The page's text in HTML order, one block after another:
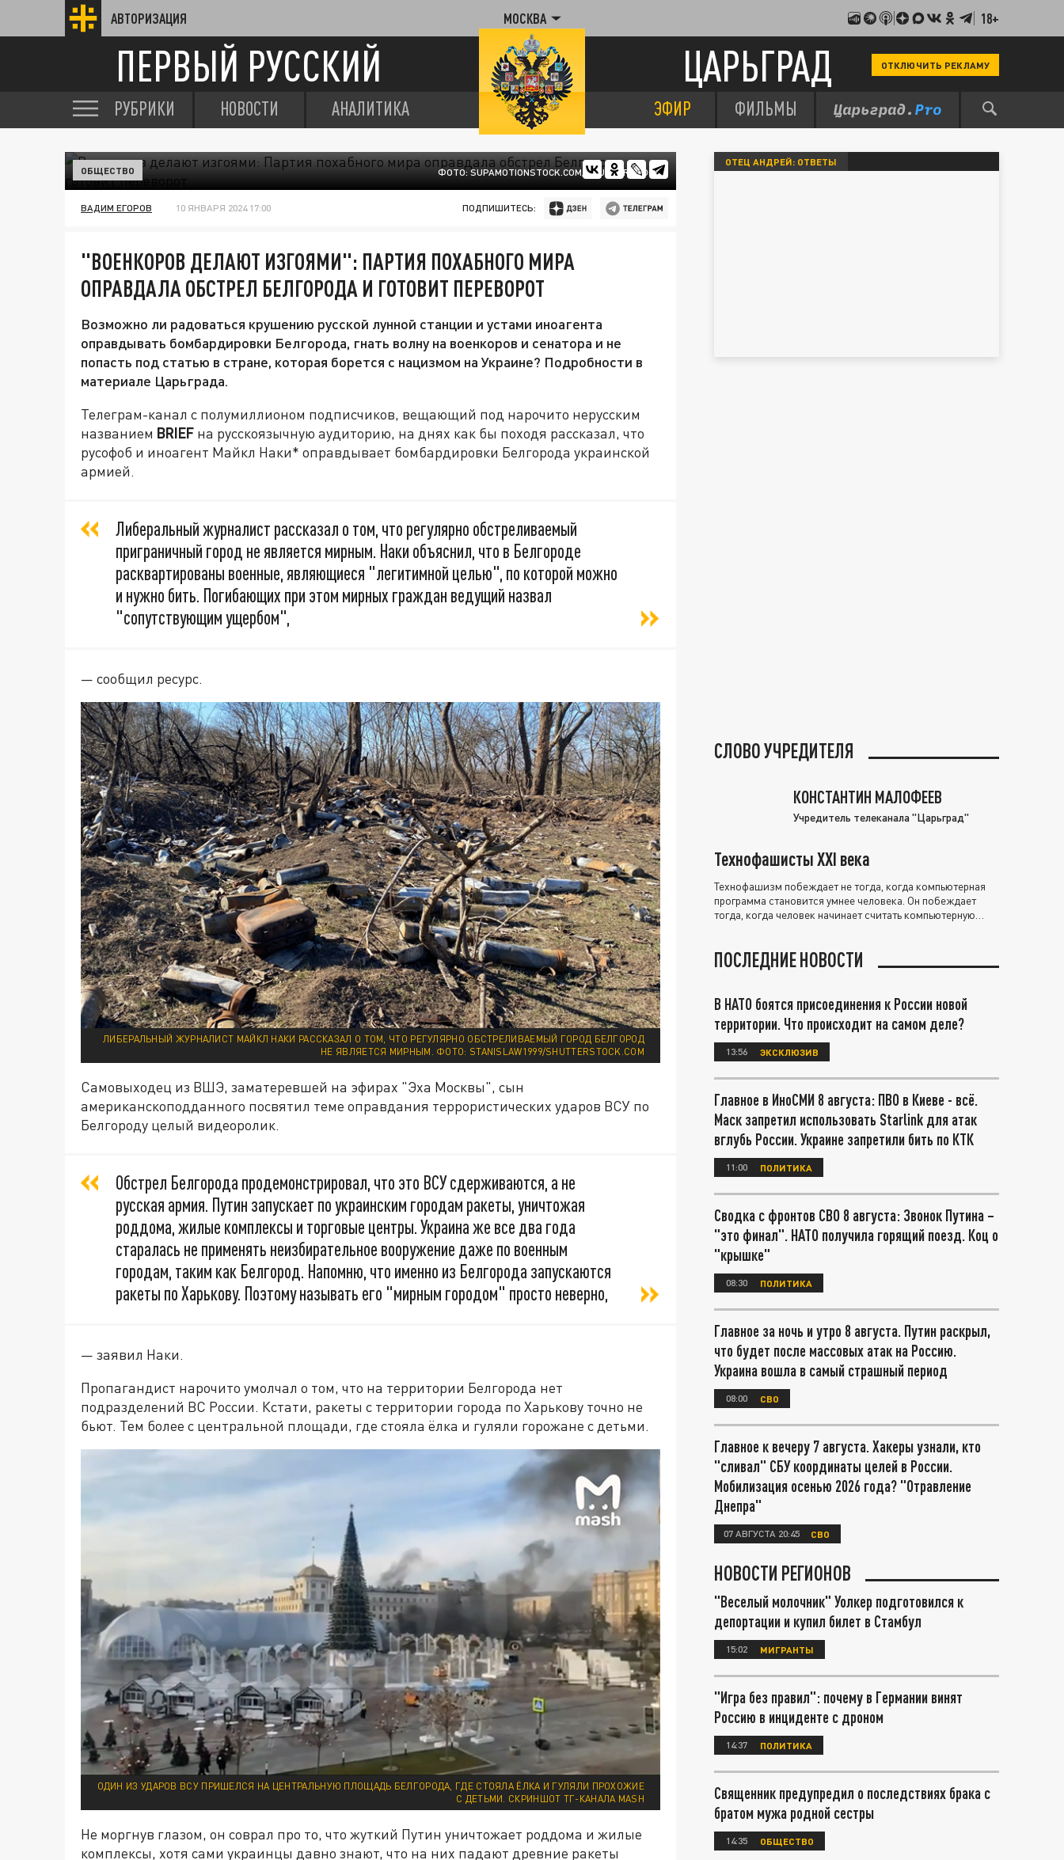
АВТОРИЗАЦИЯ МОСКВА 18+
ПЕРВЫЙ РУССКИЙ ЦАРЬГРАД ОТКЛЮЧИТЬ РЕКЛАМУ
РУБРИКИ НОВОСТИ АНАЛИТИКА ЭФИР ФИЛЬМЫ
ФОТО: SUPAMOTIONSTOCK.COM/SHUTTERSTOCK
ОБЩЕСТВО
ВАДИМ ЕГОРОВ 10 ЯНВАРЯ 2024 17:00 ПОДПИШИТЕСЬ:
"ВОЕНКОРОВ ДЕЛАЮТ ИЗГОЯМИ": ПАРТИЯ ПОХАБНОГО МИРА
ОПРАВДАЛА ОБСТРЕЛ БЕЛГОРОДА И ГОТОВИТ ПЕРЕВОРОТ
Возможно ли радоваться крушению русской лунной станции и устами иноагента
оправдывать бомбардировки Белгорода, гнать волну на военкоров и сенатора и не
попасть под статью в стране, которая борется с нацизмом на Украине? Подробности в
материале Царьграда.
Телеграм-канал с полумиллионом подписчиков, вещающий под нарочито нерусским
названием BRIEF на русскоязычную аудиторию, на днях как бы походя рассказал, что
русофоб и иноагент Майкл Наки* оправдывает бомбардировки Белгорода украинской
армией.
Либеральный журналист рассказал о том, что регулярно обстреливаемый
приграничный город не является мирным. Наки объяснил, что в Белгороде
расквартированы военные, являющиеся "легитимной целью", по которой можно
и нужно бить. Погибающих при этом мирных граждан ведущий назвал
"сопутствующим ущербом",
— сообщил ресурс.
ЛИБЕРАЛЬНЫЙ ЖУРНАЛИСТ МАЙКЛ НАКИ РАССКАЗАЛ О ТОМ, ЧТО РЕГУЛЯРНО ОБСТРЕЛИВАЕМЫЙ ГОРОД БЕЛГОРОД
НЕ ЯВЛЯЕТСЯ МИРНЫМ. ФОТО: STANISLAW1999/SHUTTERSTОСK.СОM
Самовыходец из ВШЭ, заматеревшей на эфирах "Эха Москвы", сын
американскоподданного посвятил теме оправдания террористических ударов ВСУ по
Белгороду целый видеоролик.
Обстрел Белгорода продемонстрировал, что это ВСУ сдерживаются, а не
русская армия. Путин запускает по украинским городам ракеты, уничтожая
роддома, жилые комплексы и торговые центры. Украина же все два года
старалась не применять неизбирательное вооружение даже по военным
городам, таким как Белгород. Напомню, что именно из Белгорода запускаются
ракеты по Харькову. Поэтому называть его "мирным городом" просто неверно,
— заявил Наки.
Пропагандист нарочито умолчал о том, что на территории Белгорода нет
подразделений ВС России. Кстати, ракеты с территории города по Харькову точно не
бьют. Тем более с центральной площади, где стояла ёлка и гуляли горожане с детьми.
ОДИН ИЗ УДАРОВ ВСУ ПРИШЕЛСЯ НА ЦЕНТРАЛЬНУЮ ПЛОЩАДЬ БЕЛГОРОДА, ГДЕ СТОЯЛА ЁЛКА И ГУЛЯЛИ ПРОХОЖИЕ
С ДЕТЬМИ. СКРИНШОТ ТГ-КАНАЛА MASH
Не моргнув глазом, он соврал про то, что жуткий Путин уничтожает роддома и жилые
комплексы, хотя сами украинцы давно знают, что на них падают древние ракеты
ОТЕЦ АНДРЕЙ: ОТВЕТЫ
СЛОВО УЧРЕДИТЕЛЯ
КОНСТАНТИН МАЛОФЕЕВ
Учредитель телеканала "Царьград"
Технофашисты XXI века
Технофашизм побеждает не тогда, когда компьютерная
программа становится умнее человека. Он побеждает
тогда, когда человек начинает считать компьютерную
ПОСЛЕДНИЕ НОВОСТИ
В НАТО боятся присоединения к России новой
территории. Что происходит на самом деле?
13:56 ЭКСКЛЮЗИВ
Главное в ИноСМИ 8 августа: ПВО в Киеве - всё.
Маск запретил использовать Starlink для атак
вглубь России. Украине запретили бить по КТК
11:00 ПОЛИТИКА
Сводка с фронтов СВО 8 августа: Звонок Путина –
"это финал". НАТО получила горящий поезд. Коц о
"крышке"
08:30 ПОЛИТИКА
Главное за ночь и утро 8 августа. Путин раскрыл,
что будет после массовых атак на Россию.
Украина вошла в самый страшный период
08:00 СВО
Главное к вечеру 7 августа. Хакеры узнали, кто
"сливал" СБУ координаты целей в России.
Мобилизация осенью 2026 года? "Отравление
Днепра"
07 АВГУСТА 20:45 СВО
НОВОСТИ РЕГИОНОВ
"Веселый молочник" Уолкер подготовился к
депортации и купил билет в Стамбул
15:02 МИГРАНТЫ
"Игра без правил": почему в Германии винят
Россию в инциденте с дроном
14:37 ПОЛИТИКА
Священник предупредил о последствиях брака с
братом мужа родной сестры
14:35 ОБЩЕСТВО